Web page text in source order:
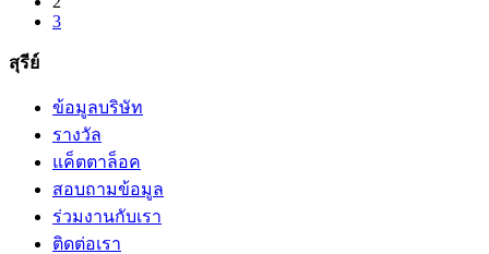
3
สุรีย์
ข้อมูลบริษัท
รางวัล
แค็ตตาล็อค
สอบถามข้อมูล
ร่วมงานกับเรา
ติดต่อเรา